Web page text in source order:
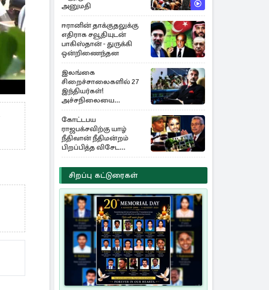
அனுமதி
ஈரானின் தாக்குதலுக்கு
எதிராக சவூதியுடன்
பாகிஸ்தான் - துருக்கி
ஒன்றிணைந்தன
இலங்கை
சிறைச்சாலைகளில் 27
இந்தியர்கள்!
அச்சநிலையை
மையப்படுத்தி
ஜெயசங்கர் அறிக்கை
கோட்டபய
ராஜபக்சவிற்கு யாழ்
நீதிவான் நீதிமன்றம்
பிறப்பித்த விசேட
உத்தரவு!
சிறப்பு கட்டுரைகள்